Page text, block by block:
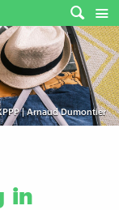
| Arnaud Dumontier
in